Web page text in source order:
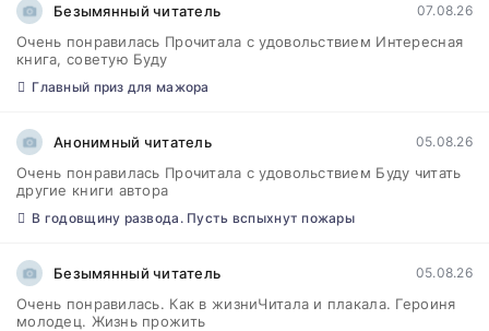
Безымянный читатель 07.08.26
Очень понравилась Прочитала с удовольствием Интересная
книга, советую Буду
Главный приз для мажора
Анонимный читатель 05.08.26
Очень понравилась Прочитала с удовольствием Буду читать
другие книги автора
В годовщину развода. Пусть вспыхнут пожары
Безымянный читатель 05.08.26
Очень понравилась. Как в жизниЧитала и плакала. Героиня
молодец. Жизнь прожить